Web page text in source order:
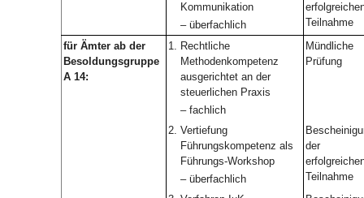
Kommunikation
– überfachlich
Teilnahme
für Ämter ab der
Besoldungsgruppe
A 14:
1. Rechtliche
Methodenkompetenz
ausgerichtet an der
steuerlichen Praxis
– fachlich
Mündliche
Prüfung
2. Vertiefung
Führungskompetenz als
Führungs-Workshop
– überfachlich
der
Teilnahme